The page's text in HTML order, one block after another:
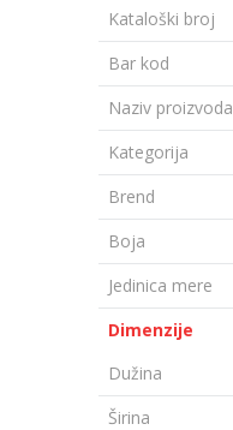
Kataloški broj
Bar kod
Naziv proizvoda
Kategorija
Brend
Boja
Jedinica mere
Dimenzije
Dužina
Širina